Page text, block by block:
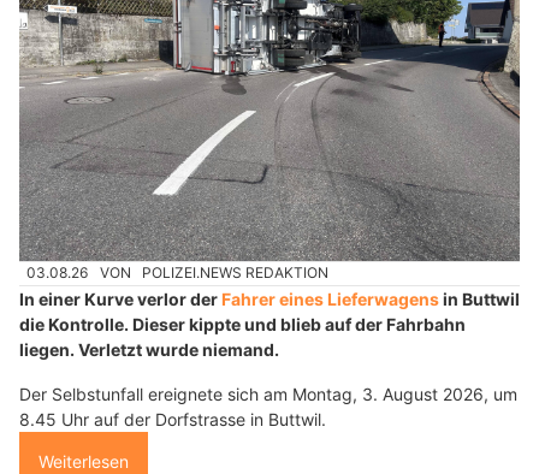
03.08.26 VON POLIZEI.NEWS REDAKTION
In einer Kurve verlor derFahrer eines Lieferwagensin Buttwil
die Kontrolle. Dieser kippte und blieb auf der Fahrbahn
liegen. Verletzt wurde niemand.
Der Selbstunfall ereignete sich am Montag, 3. August 2026, um
8.45 Uhr auf der Dorfstrasse in Buttwil.
Weiterlesen